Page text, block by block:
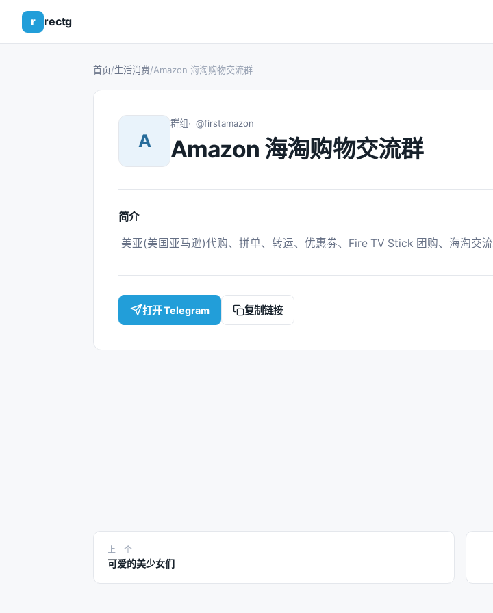
r rectg
首页/生活消费/Amazon 海淘购物交流群
A
群组 @firstamazon
Amazon 海淘购物交流群
简介
美亚(美国亚马逊)代购、拼单、转运、优惠劵、Fire TV Stick 团购、海淘交流
打开 Telegram 复制链接
上一个
可爱的美少女们